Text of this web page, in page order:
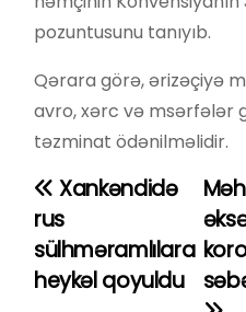
pozuntusunu tanıyıb.
Qərara görə, ərizəçiyə
avro, xərc və msərfələr
təzminat ödənilməlidir.
Y
a
z
Xankəndidə
rus
sülhməramlılara
heykəl qoyuldu